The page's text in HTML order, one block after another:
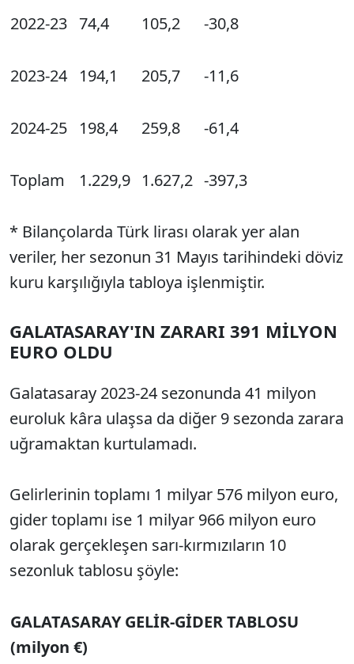
2022-23 74,4 105,2 -30,8
2023-24 194,1 205,7 -11,6
2024-25 198,4 259,8 -61,4
Toplam 1.229,9 1.627,2 -397,3
* Bilançolarda Türk lirası olarak yer alan
veriler, her sezonun 31 Mayıs tarihindeki döviz
kuru karşılığıyla tabloya işlenmiştir.
GALATASARAY'IN ZARARI 391 MİLYON
EURO OLDU
Galatasaray 2023-24 sezonunda 41 milyon
euroluk kâra ulaşsa da diğer 9 sezonda zarara
uğramaktan kurtulamadı.
Gelirlerinin toplamı 1 milyar 576 milyon euro,
gider toplamı ise 1 milyar 966 milyon euro
olarak gerçekleşen sarı-kırmızıların 10
sezonluk tablosu şöyle:
GALATASARAY GELİR-GİDER TABLOSU
(milyon €)